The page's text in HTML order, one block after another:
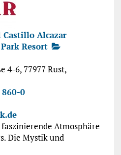
Castillo Alcazar
Resort
4-6, 77977 Rust,
860-0
Atmosphäre
Die Mystik und